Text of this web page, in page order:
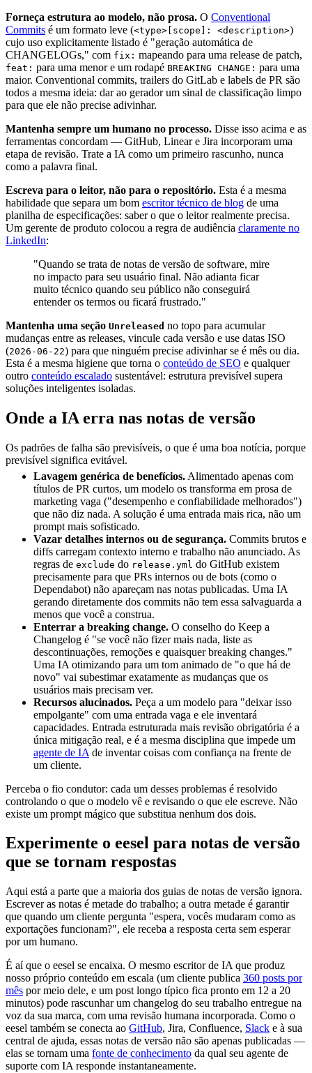
Forneça estrutura ao modelo, não prosa. O Conventional
Commits é um formato leve (<type>[scope]: <description>)
cujo uso explicitamente listado é "geração automática de
CHANGELOGs," com fix: mapeando para uma release de patch,
feat: para uma menor e um rodapé BREAKING CHANGE: para uma
maior. Conventional commits, trailers do GitLab e labels de PR são
todos a mesma ideia: dar ao gerador um sinal de classificação limpo
para que ele não precise adivinhar.
Mantenha sempre um humano no processo. Disse isso acima e as
ferramentas concordam — GitHub, Linear e Jira incorporam uma
etapa de revisão. Trate a IA como um primeiro rascunho, nunca
como a palavra final.
Escreva para o leitor, não para o repositório. Esta é a mesma
habilidade que separa um bom escritor técnico de blog de uma
planilha de especificações: saber o que o leitor realmente precisa.
Um gerente de produto colocou a regra de audiência claramente no
LinkedIn:
"Quando se trata de notas de versão de software, mire
no impacto para seu usuário final. Não adianta ficar
muito técnico quando seu público não conseguirá
entender os termos ou ficará frustrado."
Mantenha uma seção Unreleased no topo para acumular
mudanças entre as releases, vincule cada versão e use datas ISO
(2026-06-22) para que ninguém precise adivinhar se é mês ou dia.
Esta é a mesma higiene que torna o conteúdo de SEO e qualquer
outro conteúdo escalado sustentável: estrutura previsível supera
soluções inteligentes isoladas.
Onde a IA erra nas notas de versão
Os padrões de falha são previsíveis, o que é uma boa notícia, porque
previsível significa evitável.
Lavagem genérica de benefícios. Alimentado apenas com
títulos de PR curtos, um modelo os transforma em prosa de
marketing vaga ("desempenho e confiabilidade melhorados")
que não diz nada. A solução é uma entrada mais rica, não um
prompt mais sofisticado.
Vazar detalhes internos ou de segurança. Commits brutos e
diffs carregam contexto interno e trabalho não anunciado. As
regras de exclude do release.yml do GitHub existem
precisamente para que PRs internos ou de bots (como o
Dependabot) não apareçam nas notas publicadas. Uma IA
gerando diretamente dos commits não tem essa salvaguarda a
menos que você a construa.
Enterrar a breaking change. O conselho do Keep a
Changelog é "se você não fizer mais nada, liste as
descontinuações, remoções e quaisquer breaking changes."
Uma IA otimizando para um tom animado de "o que há de
novo" vai subestimar exatamente as mudanças que os
usuários mais precisam ver.
Recursos alucinados. Peça a um modelo para "deixar isso
empolgante" com uma entrada vaga e ele inventará
capacidades. Entrada estruturada mais revisão obrigatória é a
única mitigação real, e é a mesma disciplina que impede um
agente de IA de inventar coisas com confiança na frente de
um cliente.
Perceba o fio condutor: cada um desses problemas é resolvido
controlando o que o modelo vê e revisando o que ele escreve. Não
existe um prompt mágico que substitua nenhum dos dois.
Experimente o eesel para notas de versão
que se tornam respostas
Aqui está a parte que a maioria dos guias de notas de versão ignora.
Escrever as notas é metade do trabalho; a outra metade é garantir
que quando um cliente pergunta "espera, vocês mudaram como as
exportações funcionam?", ele receba a resposta certa sem esperar
por um humano.
É aí que o eesel se encaixa. O mesmo escritor de IA que produz
nosso próprio conteúdo em escala (um cliente publica 360 posts por
mês por meio dele, e um post longo típico fica pronto em 12 a 20
minutos) pode rascunhar um changelog do seu trabalho entregue na
voz da sua marca, com uma revisão humana incorporada. Como o
eesel também se conecta ao GitHub, Jira, Confluence, Slack e à sua
central de ajuda, essas notas de versão não são apenas publicadas —
elas se tornam uma fonte de conhecimento da qual seu agente de
suporte com IA responde instantaneamente.